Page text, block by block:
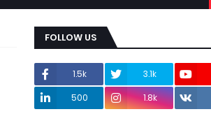
FOLLOW US
1.5k 3.1k
500
1.8k